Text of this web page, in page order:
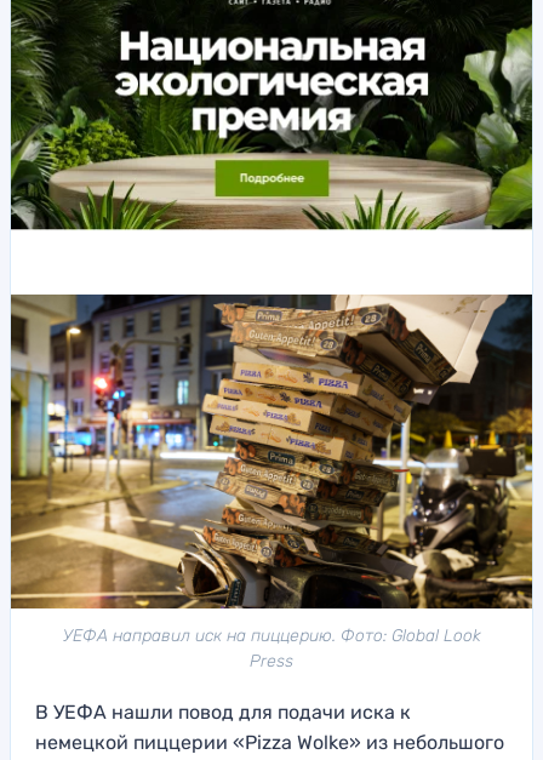
УЕФА направил иск на пиццерию. Фото: Global Look
Press
В УЕФА нашли повод для подачи иска к
немецкой пиццерии «Pizza Wolke» из небольшого